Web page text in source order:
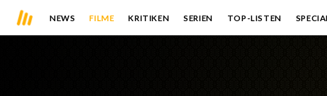
NEWS FILME KRITIKEN SERIEN TOP-LISTEN